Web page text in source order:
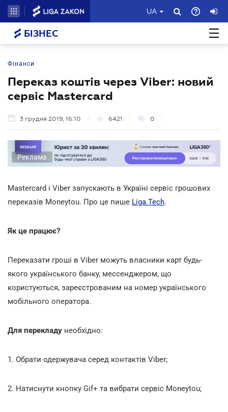
UA
БІЗНЕС
Фінанси
Переказ коштів через Viber: новий
сервіс Mastercard
3 грудня 2019, 16:10 6421 0
Реклама
Mastercard і Viber запускають в Україні сервіс грошових
переказів Moneytou. Про це пише Liga.Tech.
Як це працює?
Переказати гроші в Viber можуть власники карт будь-
якого українського банку, мессенджером, що
користуються, зареєстрованим на номер українського
мобільного оператора.
Для перекладу необхідно:
1. Обрати одержувача серед контактів Viber;
2. Натиснути кнопку Gif+ та вибрати сервіс Moneytou;